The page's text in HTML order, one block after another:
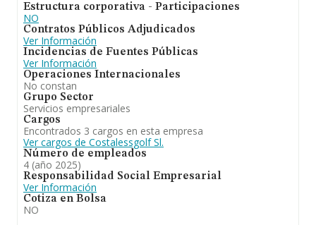
En conclusión,Costalessgolf S.Lse emplea en todo lo
relacionado a la actividad de agencia de viajes con
expreso sometimiento a lo establecido en el decreto
301/2002 de 17 de diciembre de la consejeria de
turismo y deportes de la junta de andalucia. En el
ranking de su sector, es decir Actividades de las
agencias de viajes, ha experimentado una subida. En
cuanto al ranking nacional, la empresa ha ganado
posiciones.
Estructura corporativa - Participaciones
NO
Contratos Públicos Adjudicados
Ver Información
Incidencias de Fuentes Públicas
Ver Información
Operaciones Internacionales
No constan
Grupo Sector
Servicios empresariales
Cargos
Encontrados 3 cargos en esta empresa
Ver cargos de Costalessgolf Sl.
Número de empleados
4 (año 2025)
Responsabilidad Social Empresarial
Ver Información
Cotiza en Bolsa
NO